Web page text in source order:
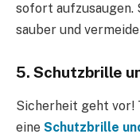
sofort aufzusaugen.
sauber und
5. Schutzbrille
Sicherheit geht vor!
eine Schutzbrille